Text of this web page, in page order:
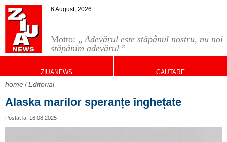
Motto: „Adevărul este stăpânul nostru, nu noi
stăpânim adevărul ”
6 August, 2026
ZIUANEWS CAUTARE
home Editorial
Alaska marilor speranțe înghețate
Postat la: 16.08.2025 |